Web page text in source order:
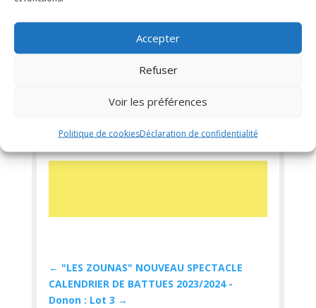
Accepter
Refuser
Voir les préférences
Politique de cookiesDéclaration de confidentialité
Programme disponible :
– Au format papier à l’office de tourisme de la
– Au format numérique :bit.ly/JEP2023OTVB
– Sous forme d’une carte interactive :
– Via une affiche :bit.ly/AFFICHE2023JEP
← "LES ZOUNAS" NOUVEAU SPECTACLE
CALENDRIER DE BATTUES 2023/2024 -
Donon : Lot 3 →